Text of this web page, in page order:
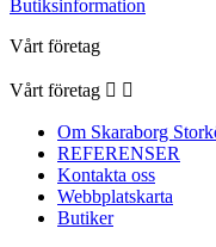
Butiksinformation
Vårt företag
Vårt företag  
Om Skaraborg
REFERENSER
Kontakta oss
Webbplatskarta
Butiker